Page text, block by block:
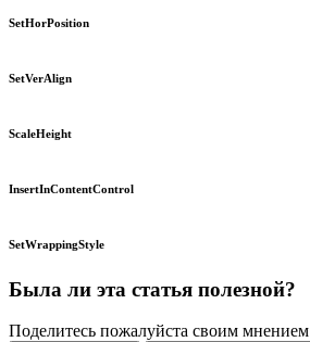
SetHorPosition
SetVerAlign
ScaleHeight
InsertInContentControl
SetWrappingStyle
Была ли эта статья полезной?
Поделитесь пожалуйста своим мнением